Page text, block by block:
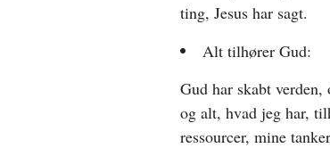
ting, Jesus har sagt.
Alt tilhører Gud:
Gud har skabt
og alt, hvad jeg har,
ressourcer, mine